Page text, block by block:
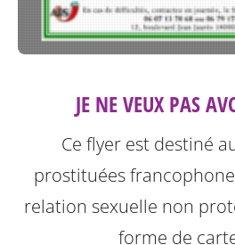
JE NE VEUX PAS
Ce flyer est destiné
prostituées
relation sexuelle non
forme de